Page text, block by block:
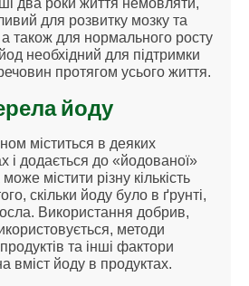
два роки життя немовляти,
для розвитку мозку та
також для нормального росту
необхідний для підтримки
протягом усього життя.
йоду
міститься в деяких
і додається до «йодованої»
містити різну кількість
скільки йоду було в ґрунті,
Використання добрив,
методи
та інші фактори
вміст йоду в продуктах.